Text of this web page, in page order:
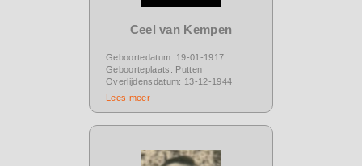
Ceel van Kempen
Geboortedatum: 19-01-1917
Geboorteplaats: Putten
Overlijdensdatum: 13-12-1944
Lees meer